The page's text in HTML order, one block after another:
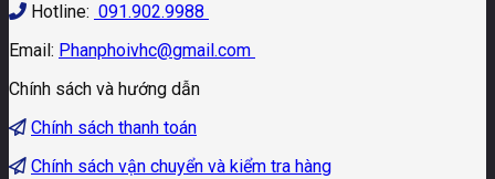
Hotline: 091.902.9988
Email: Phanphoivhc@gmail.com
Chính sách và hướng dẫn
Chính sách thanh toán
Chính sách vận chuyển và kiểm tra hàng